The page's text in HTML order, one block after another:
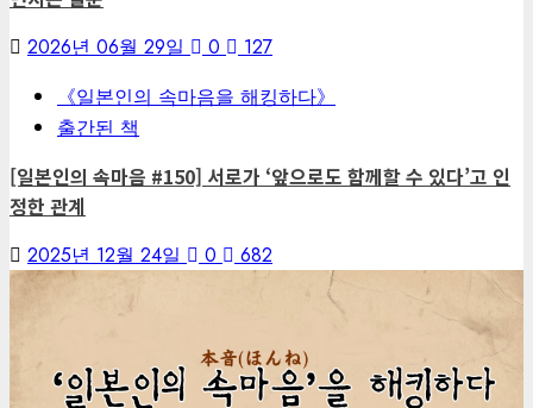
2026년 06월 29일 0
127
《일본인의 속마음을 해킹하다》
출간된 책
[일본인의 속마음 #150] 서로가 ‘앞으로도 함께할 수 있다’고 인
정한 관계
2025년 12월 24일 0 682